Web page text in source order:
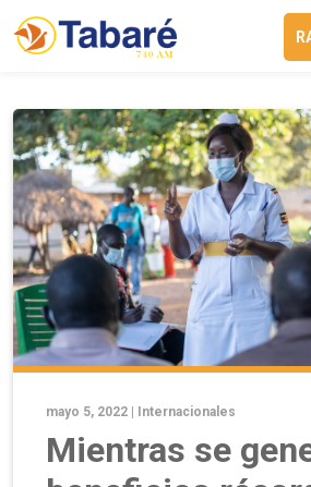
mayo 5, 2022 | Internacionales
Mientras se